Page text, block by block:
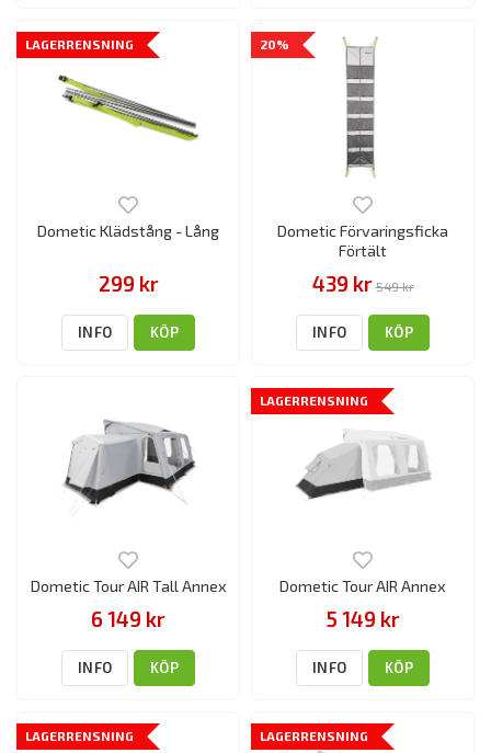
LAGERRENSNING
Dometic Klädstång - Lång
299 kr
INFO KÖP
20%
Dometic Förvaringsficka
Förtält
439 kr 549 kr
INFO KÖP
Dometic Tour AIR Tall Annex
6 149 kr
INFO KÖP
LAGERRENSNING
Dometic Tour AIR Annex
5 149 kr
INFO KÖP
LAGERRENSNING LAGERRENSNING